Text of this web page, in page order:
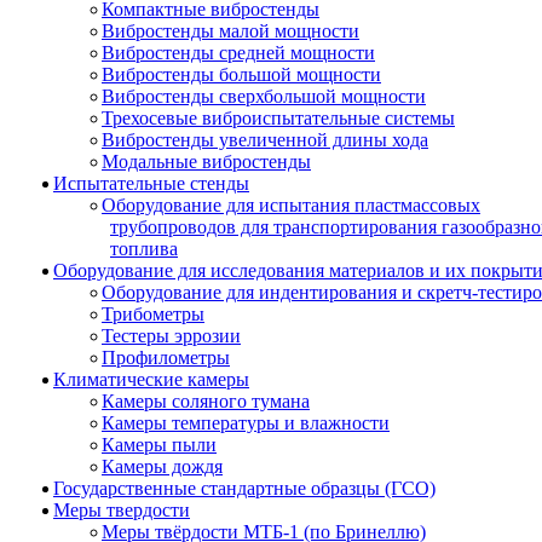
Компактные вибростенды
Вибростенды малой мощности
Вибростенды средней мощности
Вибростенды большой мощности
Вибростенды сверхбольшой мощности
Трехосевые виброиспытательные системы
Вибростенды увеличенной длины хода
Модальные вибростенды
Испытательные стенды
Оборудование для испытания пластмассовых
трубопроводов для транспортирования
топлива
Оборудование для исследования материалов и их
Оборудование для индентирования и скретч-
Трибометры
Тестеры эррозии
Профилометры
Климатические камеры
Камеры соляного тумана
Камеры температуры и влажности
Камеры пыли
Камеры дождя
Государственные стандартные образцы (ГСО)
Меры твердости
Меры твёрдости МТБ-1 (по Бринеллю)